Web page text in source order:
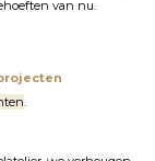
van nu.
.